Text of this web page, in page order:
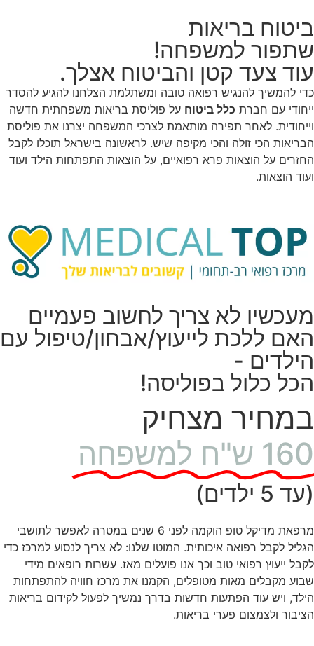
ביטוח בריאות
שתפור למשפחה!
עוד צעד קטן והביטוח אצלך.
כדי להמשיך להנגיש רפואה טובה ומשתלמת הצלחנו להגיע להסדר
ייחודי עם חברת כלל ביטוח על פוליסת בריאות משפחתית חדשה
וייחודית. לאחר תפירה מותאמת לצרכי המשפחה יצרנו את פוליסת
הבריאות הכי זולה והכי מקיפה שיש. לראשונה בישראל תוכלו לקבל
החזרים על הוצאות פרא רפואיים, על הוצאות התפתחות הילד ועוד
ועוד הוצאות.
מעכשיו לא צריך לחשוב פעמיים
האם ללכת לייעוץ/אבחון/טיפול עם
הילדים -
הכל כלול בפוליסה!
במחיר מצחיק
160 ש"ח למשפחה
(עד 5 ילדים)
מרפאת מדיקל טופ הוקמה לפני 6 שנים במטרה לאפשר לתושבי
הגליל לקבל רפואה איכותית. המוטו שלנו: לא צריך לנסוע למרכז כדי
לקבל ייעוץ רפואי טוב וכך אנו פועלים מאז. עשרות רופאים מידי
שבוע מקבלים מאות מטופלים, הקמנו את מרכז חוויה להתפתחות
הילד, ויש עוד הפתעות חדשות בדרך נמשיך לפעול לקידום בריאות
הציבור ולצמצום פערי בריאות.